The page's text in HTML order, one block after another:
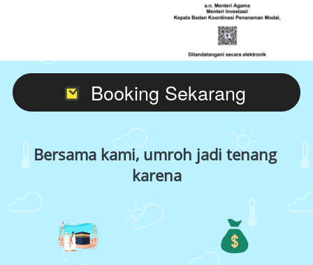
` Booking Sekarang
Bersama kami, umroh jadi tenang
karena